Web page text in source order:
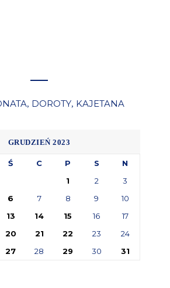
, DOROTY, KAJETANA
GRUDZIEŃ 2023
Ś C P S
N
1
2
3
6 7 8 9
10
13 14 15 16
17
20 21 22 23
24
27 28 29 30
31